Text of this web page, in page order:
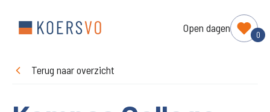
Open dagen
0
Terug naar overzicht